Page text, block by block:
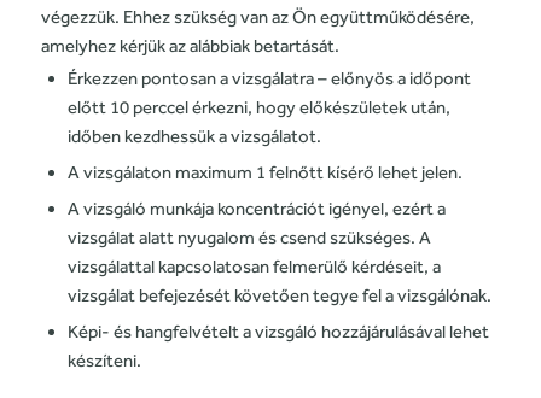
végezzük. Ehhez szükség van az Ön együttműködésére,
amelyhez kérjük az alábbiak betartását.
Érkezzen pontosan a vizsgálatra – előnyös a időpont
előtt 10 perccel érkezni, hogy előkészületek után,
időben kezdhessük a vizsgálatot.
A vizsgálaton maximum 1 felnőtt kísérő lehet jelen.
A vizsgáló munkája koncentrációt igényel, ezért a
vizsgálat alatt nyugalom és csend szükséges. A
vizsgálattal kapcsolatosan felmerülő kérdéseit, a
vizsgálat befejezését követően tegye fel a vizsgálónak.
Képi- és hangfelvételt a vizsgáló hozzájárulásával lehet
készíteni.